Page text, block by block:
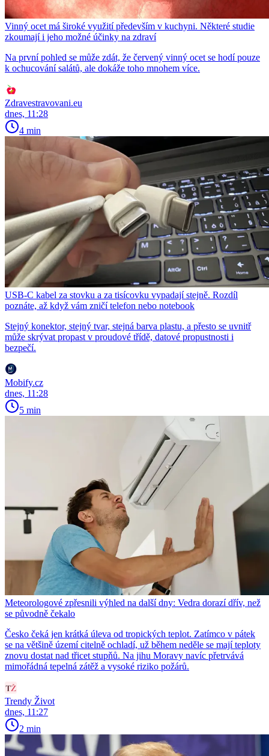
Vinný ocet má široké využití především v kuchyni. Některé studie
zkoumají i jeho možné účinky na zdraví
Na první pohled se může zdát, že červený vinný ocet se hodí pouze
k ochucování salátů, ale dokáže toho mnohem více.
Zdravestravovani.eu
dnes, 11:28
4 min
USB-C kabel za stovku a za tisícovku vypadají stejně. Rozdíl
poznáte, až když vám zničí telefon nebo notebook
Stejný konektor, stejný tvar, stejná barva plastu, a přesto se uvnitř
může skrývat propast v proudové třídě, datové propustnosti i
bezpečí.
Mobify.cz
dnes, 11:28
5 min
Meteorologové zpřesnili výhled na další dny: Vedra dorazí dřív, než
se původně čekalo
Česko čeká jen krátká úleva od tropických teplot. Zatímco v pátek
se na většině území citelně ochladí, už během neděle se mají teploty
znovu dostat nad třicet stupňů. Na jihu Moravy navíc přetrvává
mimořádná tepelná zátěž a vysoké riziko požárů.
Trendy Život
dnes, 11:27
2 min